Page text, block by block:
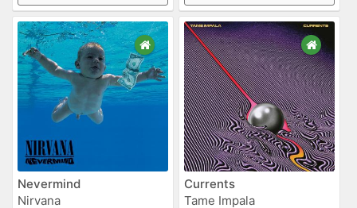
Nevermind
Nirvana
Currents
Tame Impala